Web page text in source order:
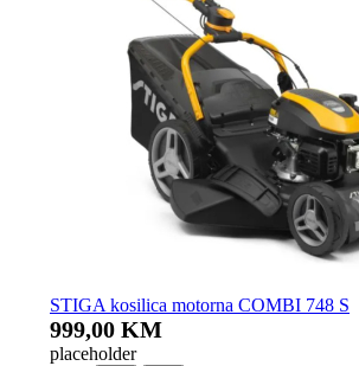
STIGA kosilica motorna COMBI 748 S
999,00 KM
placeholder